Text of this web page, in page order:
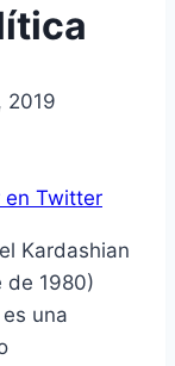
2019
en Twitter
Kardashian
de 1980)
es una